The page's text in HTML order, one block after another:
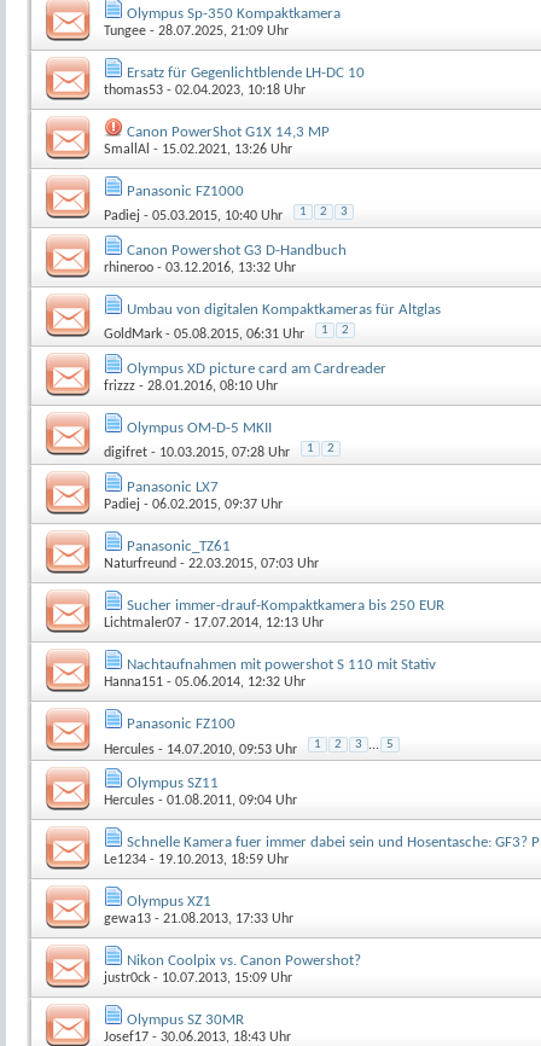
Olympus Sp-350 Kompaktkamera
Tungee - 28.07.2025, 21:09 Uhr
Ersatz für Gegenlichtblende LH-DC 10
thomas53 - 02.04.2023, 10:18 Uhr
Canon PowerShot G1X 14,3 MP
SmallAl - 15.02.2021, 13:26 Uhr
Panasonic FZ1000
Padiej - 05.03.2015, 10:40 Uhr 1 2 3
Canon Powershot G3 D-Handbuch
rhineroo - 03.12.2016, 13:32 Uhr
Umbau von digitalen Kompaktkameras für Altglas
GoldMark - 05.08.2015, 06:31 Uhr 1 2
Olympus XD picture card am Cardreader
frizzz - 28.01.2016, 08:10 Uhr
Olympus OM-D-5 MKII
digifret - 10.03.2015, 07:28 Uhr 1 2
Panasonic LX7
Padiej - 06.02.2015, 09:37 Uhr
Panasonic_TZ61
Naturfreund - 22.03.2015, 07:03 Uhr
Sucher immer-drauf-Kompaktkamera bis 250 EUR
Lichtmaler07 - 17.07.2014, 12:13 Uhr
Nachtaufnahmen mit powershot S 110 mit Stativ
Hanna151 - 05.06.2014, 12:32 Uhr
Panasonic FZ100
Hercules - 14.07.2010, 09:53 Uhr 1 2 3 ... 5
Olympus SZ11
Hercules - 01.08.2011, 09:04 Uhr
Schnelle Kamera fuer immer dabei sein und Hosentasche: GF3?
Le1234 - 19.10.2013, 18:59 Uhr
Olympus XZ1
gewa13 - 21.08.2013, 17:33 Uhr
Nikon Coolpix vs. Canon Powershot?
justr0ck - 10.07.2013, 15:09 Uhr
Olympus SZ 30MR
Josef17 - 30.06.2013, 18:43 Uhr